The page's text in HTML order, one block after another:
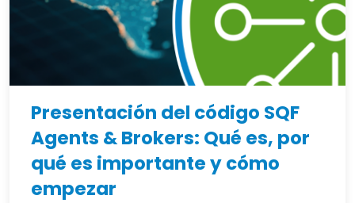
Presentación del código SQF
Agents & Brokers: Qué es, por
qué es importante y cómo
empezar